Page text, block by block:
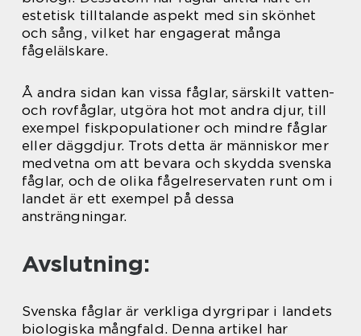
estetisk tilltalande aspekt med sin skönhet
och sång, vilket har engagerat många
fågelälskare.
Å andra sidan kan vissa fåglar, särskilt vatten-
och rovfåglar, utgöra hot mot andra djur, till
exempel fiskpopulationer och mindre fåglar
eller däggdjur. Trots detta är människor mer
medvetna om att bevara och skydda svenska
fåglar, och de olika fågelreservaten runt om i
landet är ett exempel på dessa
ansträngningar.
Avslutning:
Svenska fåglar är verkliga dyrgripar i landets
biologiska mångfald. Denna artikel har